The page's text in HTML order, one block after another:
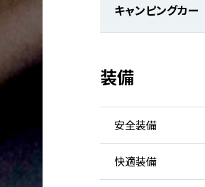
キャンピングカー
装備
安全装備
快適装備